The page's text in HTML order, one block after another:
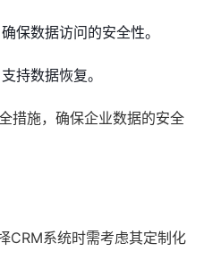
保数据访问的安全性。
持数据恢复。
措施，确保企业数据的安全
CRM系统时需考虑其定制化